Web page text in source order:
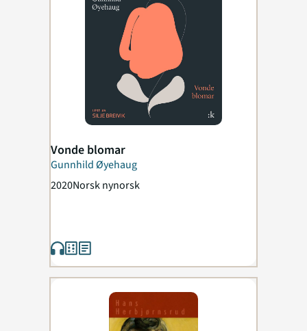
Vonde blomar
Gunnhild Øyehaug
2020Norsk nynorsk